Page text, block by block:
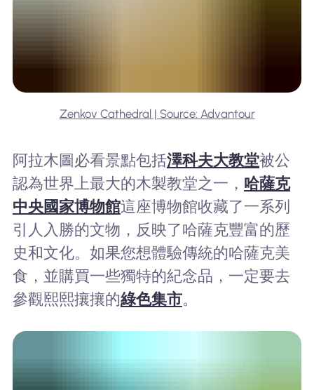
Zenkov Cathedral | Source: Advantour
阿拉木圖必看景點包括澤科夫大教堂被公
認為世界上最大的木製教堂之一， 哈薩克
中央國家博物館這座博物館收藏了一系列
引人入勝的文物，反映了哈薩克豐富的歷
史和文化。如果您想體驗傳統的哈薩克美
食，並購買一些獨特的紀念品，一定要去
參觀熙熙攘攘的綠色集市。